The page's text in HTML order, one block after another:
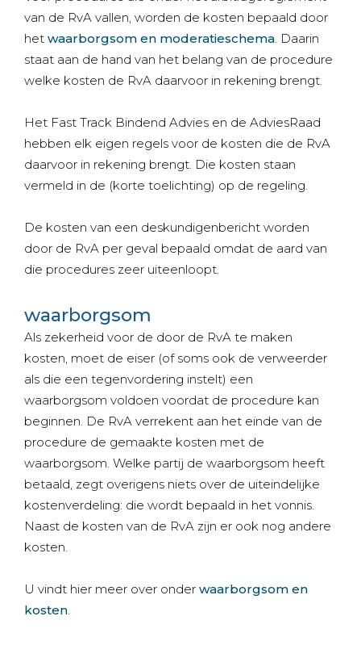
van de RvA vallen, worden de kosten bepaald door
het waarborgsom en moderatieschema. Daarin
staat aan de hand van het belang van de procedure
welke kosten de RvA daarvoor in rekening brengt.
Het Fast Track Bindend Advies en de AdviesRaad
hebben elk eigen regels voor de kosten die de RvA
daarvoor in rekening brengt. Die kosten staan
vermeld in de (korte toelichting) op de regeling.
De kosten van een deskundigenbericht worden
door de RvA per geval bepaald omdat de aard van
die procedures zeer uiteenloopt.
waarborgsom
Als zekerheid voor de door de RvA te maken
kosten, moet de eiser (of soms ook de verweerder
als die een tegenvordering instelt) een
waarborgsom voldoen voordat de procedure kan
beginnen. De RvA verrekent aan het einde van de
procedure de gemaakte kosten met de
waarborgsom. Welke partij de waarborgsom heeft
betaald, zegt overigens niets over de uiteindelijke
kostenverdeling: die wordt bepaald in het vonnis.
Naast de kosten van de RvA zijn er ook nog andere
kosten.
U vindt hier meer over onder waarborgsom en
kosten.